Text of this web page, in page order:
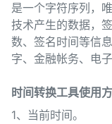
是一个字符序列，
技术产生的数据，
数、签名时间等信
字、金融帐务、电
时间转换工具使用方
1、当前时间。